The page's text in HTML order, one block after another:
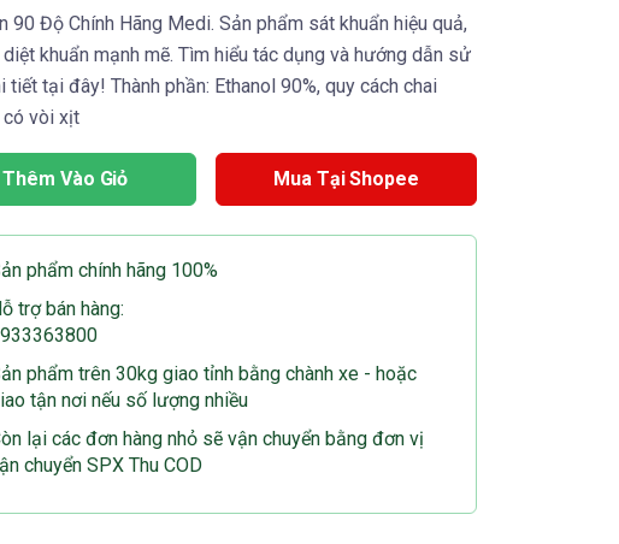
90 Độ Chính Hãng Medi. Sản phẩm sát khuẩn hiệu quả,
diệt khuẩn mạnh mẽ. Tìm hiểu tác dụng và hướng dẫn sử
tiết tại đây! Thành phần: Ethanol 90%, quy cách chai
vòi xịt
Thêm Vào Giỏ Mua Tại Shopee
phẩm chính hãng 100%
trợ bán hàng:
phẩm trên 30kg giao tỉnh bằng chành xe - hoặc
tận nơi nếu số lượng nhiều
lại các đơn hàng nhỏ sẽ vận chuyển bằng đơn vị
chuyển SPX Thu COD